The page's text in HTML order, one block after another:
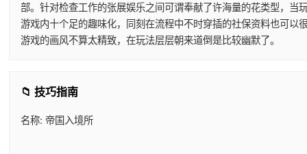
部。针对检查工作的张展娱乐之间可谓奉献了许海量的花类型，当
游戏内十个足的趣味化，同刻在流程中不时穿插的社保资料也可以
游戏的画风不算太精致，在玩法层层朝来道倒是比较幽默了。
📁 技巧指南
名称: 帝国入境所